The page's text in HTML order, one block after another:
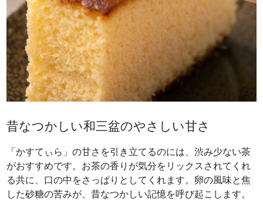
昔なつかしい和三盆のやさしい甘さ
「かすてぃら」の甘さを引き立てるのには、渋み少ない茶
がおすすめです。お茶の香りが気分をリックスされてくれ
る共に、口の中をさっぱりとしてくれます。卵の風味と焦
した砂糖の苦みが、昔なつかしい記憶を呼び起こします。